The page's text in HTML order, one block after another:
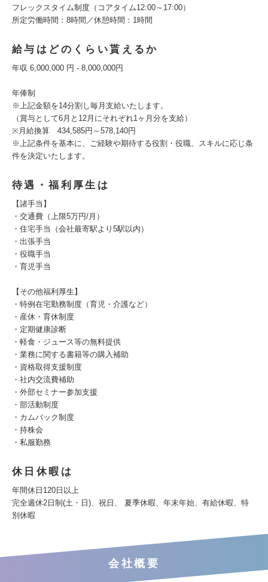
フレックスタイム制度（コアタイム12:00～17:00）
所定労働時間：8時間／休憩時間：1時間
給与はどのくらい貰えるか
年収 6,000,000 円 - 8,000,000円
年俸制
※上記金額を14分割し毎月支給いたします。
（賞与として6月と12月にそれぞれ1ヶ月分を支給）
※月給換算 434,585円～578,140円
※上記条件を基本に、ご経験や期待する役割・役職、スキルに応じ条
件を決定いたします。
待遇・福利厚生は
【諸手当】
・交通費（上限5万円/月）
・住宅手当（会社最寄駅より5駅以内）
・出張手当
・役職手当
・育児手当
【その他福利厚生】
・特例在宅勤務制度（育児・介護など）
・産休・育休制度
・定期健康診断
・軽食・ジュース等の無料提供
・業務に関する書籍等の購入補助
・資格取得支援制度
・社内交流費補助
・外部セミナー参加支援
・部活動制度
・カムバック制度
・持株会
・私服勤務
休日休暇は
年間休日120日以上
完全週休2日制(土・日)、祝日、 夏季休暇、年末年始、有給休暇、特
別休暇
会社概要